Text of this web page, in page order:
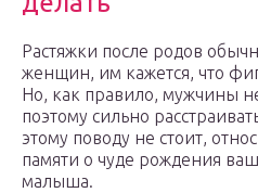
Растяжки после родов
женщин, им кажется, что
Но, как правило, мужчины
поэтому сильно
этому поводу не стоит,
памяти о чуде рождения
малыша.